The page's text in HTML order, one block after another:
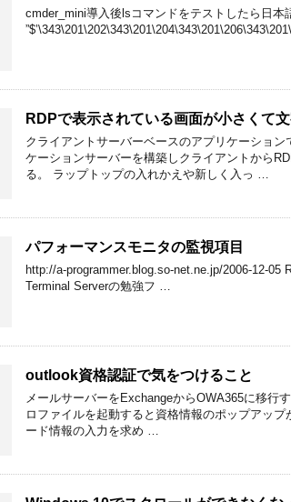
cmder_mini導入後lsコマンドをテストしたら日本
RDPで表示されている画面が小さくて
クライアントサーバーベースのアプリケーショ
ケーションサーバーを構築しクライアントから
る。 ラップトップの入れかえや新しく入っ …
パフォーマンスモニタの監視項目
http://a-programmer.blog.so-net.ne.jp/2006-12-05
Terminal Serverの勉強フ …
outlook資格認証で気をつけること
メールサーバーをExchangeからOWA365に移行
ロファイルを起動すると資格情報のポップアッ
ード情報の入力を求め …